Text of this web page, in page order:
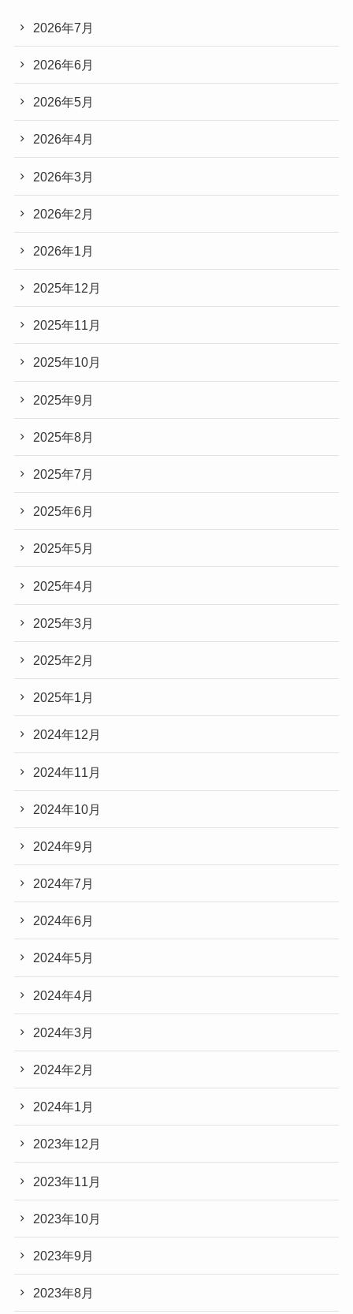
2026年7月
2026年6月
2026年5月
2026年4月
2026年3月
2026年2月
2026年1月
2025年12月
2025年11月
2025年10月
2025年9月
2025年8月
2025年7月
2025年6月
2025年5月
2025年4月
2025年3月
2025年2月
2025年1月
2024年12月
2024年11月
2024年10月
2024年9月
2024年7月
2024年6月
2024年5月
2024年4月
2024年3月
2024年2月
2024年1月
2023年12月
2023年11月
2023年10月
2023年9月
2023年8月